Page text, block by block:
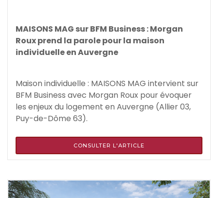
MAISONS MAG sur BFM Business : Morgan
Roux prend la parole pour la maison
individuelle en Auvergne
Maison individuelle : MAISONS MAG intervient sur
BFM Business avec Morgan Roux pour évoquer
les enjeux du logement en Auvergne (Allier 03,
Puy-de-Dôme 63).
CONSULTER L'ARTICLE